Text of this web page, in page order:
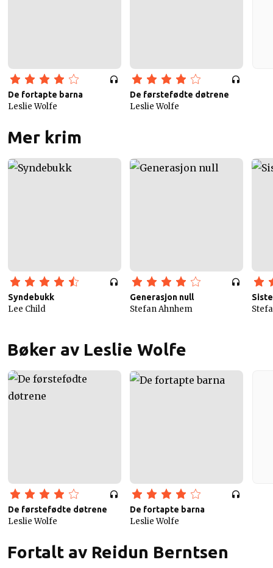
De fortapte barna
Leslie Wolfe
De førstefødte døtrene
Leslie Wolfe
Mer krim
Syndebukk
Lee Child
Generasjon null
Stefan Ahnhem
Bøker av Leslie Wolfe
De førstefødte døtrene
Leslie Wolfe
De fortapte barna
Leslie Wolfe
Fortalt av Reidun Berntsen